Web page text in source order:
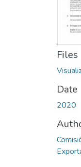
Files
Date
2020